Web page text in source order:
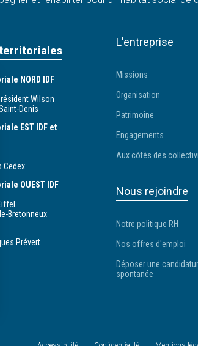
NORD IDF
Wilson
Denis
EST IDF et
Cedex
OUEST IDF
Bretonneux
Prévert
L'entreprise
Missions
Organisation
Patrimoine
Engagements
Aux côtés des
Nous rejoindre
Notre politique RH
Nos offres d'emploi
Déposer une
spontanée